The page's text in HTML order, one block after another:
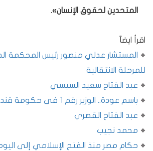
المتحدين لحقوق الإنسان».
اقرأ ايضآ
المستشار عدلي منصور رئيس المحكمة
للمرحلة الانتقالية
عبد الفتاح سعيد السيسي
باسم عودة.. الوزير رقم 1 فى حكومة قنديل
عبد الفتاح القصري
محمد نجيب
حكام مصر منذ الفتح الإسلامي إلى